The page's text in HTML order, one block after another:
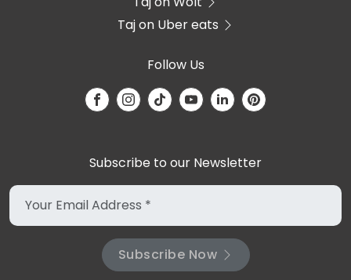
Taj on Uber eats
Follow Us
Subscribe to our Newsletter
Subscribe Now